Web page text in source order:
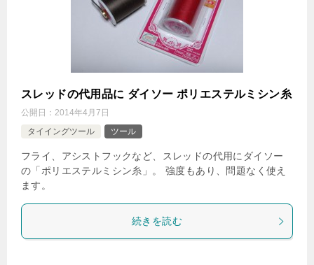
スレッドの代用品に ダイソー ポリエステルミシン糸
公開日： 2014年4月7日
タイイングツール
ツール
フライ、アシストフックなど、スレッドの代用にダイソー
の「ポリエステルミシン糸」。 強度もあり、問題なく使え
ます。
続きを読む